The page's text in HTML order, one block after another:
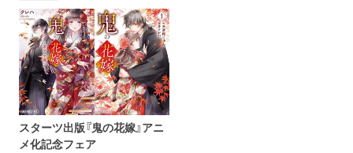
スターツ出版『鬼の花嫁』アニ
メ化記念フェア